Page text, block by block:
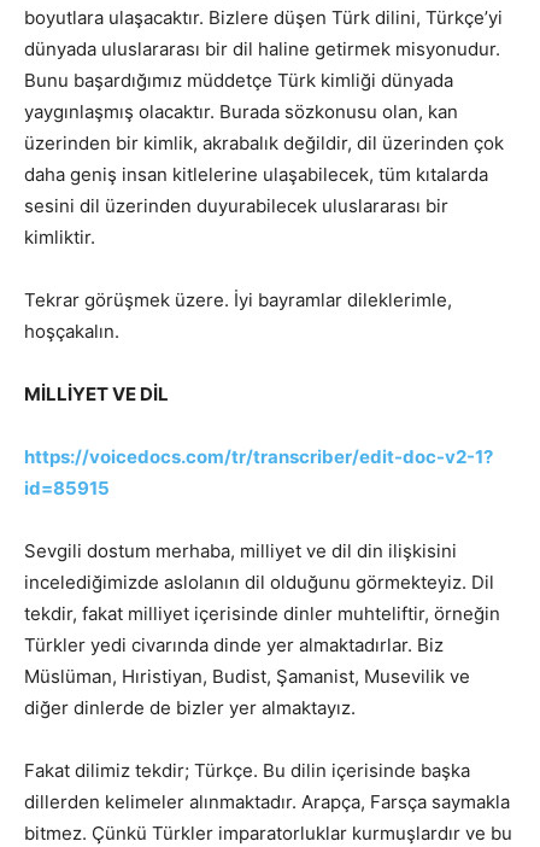
boyutlara ulaşacaktır. Bizlere düşen Türk dilini, Türkçe’yi
dünyada uluslararası bir dil haline getirmek misyonudur.
Bunu başardığımız müddetçe Türk kimliği dünyada
yaygınlaşmış olacaktır. Burada sözkonusu olan, kan
üzerinden bir kimlik, akrabalık değildir, dil üzerinden çok
daha geniş insan kitlelerine ulaşabilecek, tüm kıtalarda
sesini dil üzerinden duyurabilecek uluslararası bir
kimliktir.
Tekrar görüşmek üzere. İyi bayramlar dileklerimle,
hoşçakalın.
MİLLİYET VE DİL
https://voicedocs.com/tr/transcriber/edit-doc-v2-1?
id=85915
Sevgili dostum merhaba, milliyet ve dil din ilişkisini
incelediğimizde aslolanın dil olduğunu görmekteyiz. Dil
tekdir, fakat milliyet içerisinde dinler muhteliftir, örneğin
Türkler yedi civarında dinde yer almaktadırlar. Biz
Müslüman, Hıristiyan, Budist, Şamanist, Musevilik ve
diğer dinlerde de bizler yer almaktayız.
Fakat dilimiz tekdir; Türkçe. Bu dilin içerisinde başka
dillerden kelimeler alınmaktadır. Arapça, Farsça saymakla
bitmez. Çünkü Türkler imparatorluklar kurmuşlardır ve bu